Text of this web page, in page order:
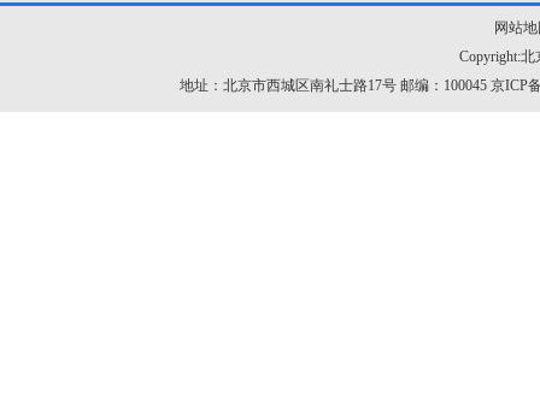
网站
Copyright:
地址：北京市西城区南礼士路17号 邮编：100045 京ICP